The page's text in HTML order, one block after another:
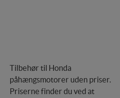
Tilbehør til Honda
påhængsmotorer uden priser.
Priserne finder du ved at